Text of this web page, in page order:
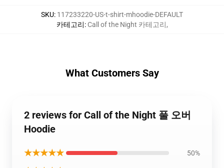
SKU: 117233220-US-t-shirt-mhoodie-DEFAULT
카테고리: Call of the Night 카테고리,
What Customers Say
2 reviews for Call of the Night 풀 오버
Hoodie
★★★★★ 50%